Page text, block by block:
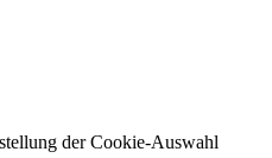
der Cookie-Auswahl